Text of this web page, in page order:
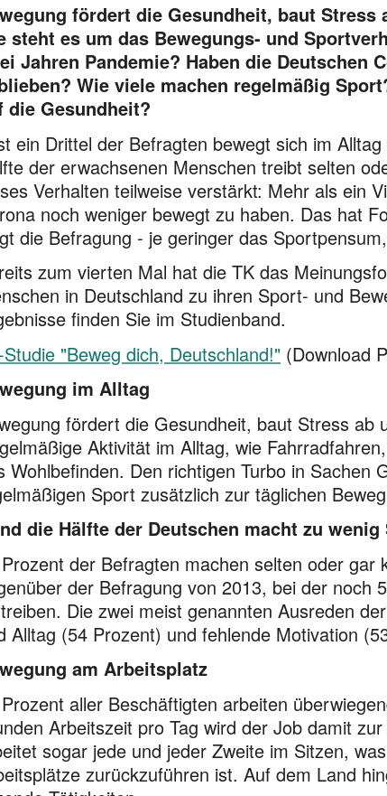
fördert die Gesundheit, baut Stress
steht es um das Bewegungs- und
Jahren Pandemie? Haben die Deutschen
Wie viele machen regel­mäßig
die Gesund­heit?
ein Drittel der Befragten bewegt sich im
der erwachs­enen Menschen treibt selten
Verhalten teil­weise verstärkt: Mehr als ein
noch weniger bewegt zu haben. Das hat
die Befragung - je geringer das
zum vierten Mal hat die TK das
in Deutschland zu ihren Sport- und
finden Sie im Studienband.
Studie "Beweg dich, Deutsch­land!" (Download
im Alltag
fördert die Gesundheit, baut Stress ab
Aktivität im Alltag, wie
Wohl­befinden. Den richtigen Turbo in Sachen
Sport zusätzlich zur täglichen
die Hälfte der Deutschen macht zu wenig
der Befragten machen selten oder gar
der Befragung von 2013, bei der noch
Die zwei meist genannten Aus­reden
Alltag (54 Prozent) und fehlende Motivation
am Arbeitsplatz
aller Beschäftigten arbeiten
Arbeitszeit pro Tag wird der Job damit
sogar jede und jeder Zweite im Sitzen,
zurück­zu­führen ist. Auf dem Land